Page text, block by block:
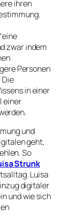
ihren
zwar indem
Personen
in einer
einer
und
geht,
So
Strunk
Luisa
digitaler
und wie sich